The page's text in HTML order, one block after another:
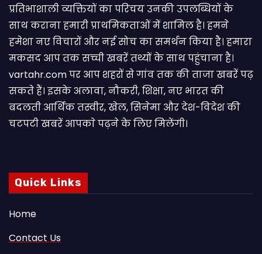
प्रतिभाशाली व्यक्तियों का परिचय उनकी उपलब्धियों के
साथ कराना हमारी प्राथमिकताओं में शामिल है। हमने
हमेशा नए विचारों और नई सोच का समर्थन किया है। हमारा
मकसद आप तक सच्ची खबरें तथ्यों के साथ पहुंचाना है।
vartahr.com पर आप शहरों से गांव तक की ताजा खबरें पढ़
सकते हैं। इसके अलावा, नौकरी, शिक्षा, नए भारत की
बदलती आर्थिक तस्वीर, खेल, सिनेमा और देश-विदेश की
चटपटी खबरें आपकाे पढ़ने के लिए मिलेंगी।
Quick Links
Home
Contact Us